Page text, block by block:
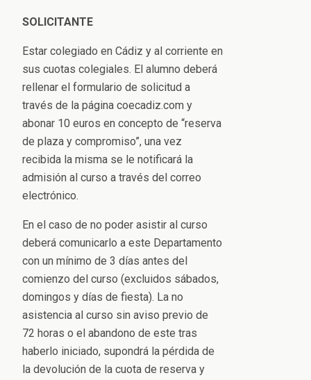
SOLICITANTE
Estar colegiado en Cádiz y al corriente en
sus cuotas colegiales. El alumno deberá
rellenar el formulario de solicitud a
través de la página coecadiz.com y
abonar 10 euros en concepto de “reserva
de plaza y compromiso”, una vez
recibida la misma se le notificará la
admisión al curso a través del correo
electrónico.
En el caso de no poder asistir al curso
deberá comunicarlo a este Departamento
con un mínimo de 3 días antes del
comienzo del curso (excluidos sábados,
domingos y días de fiesta). La no
asistencia al curso sin aviso previo de
72 horas o el abandono de este tras
haberlo iniciado, supondrá la pérdida de
la devolución de la cuota de reserva y